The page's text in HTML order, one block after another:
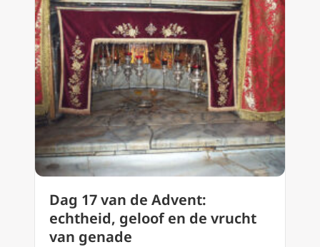
Dag 17 van de Advent:
echtheid, geloof en de vrucht
van genade